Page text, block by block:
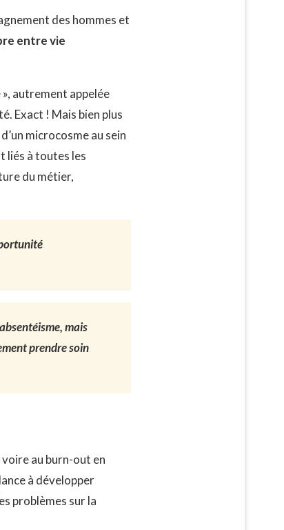
des hommes et
entre vie
autrement appelée
Exact ! Mais bien plus
microcosme au sein
liés à toutes les
du métier,
mais
prendre soin
au burn-out en
à développer
problèmes sur la